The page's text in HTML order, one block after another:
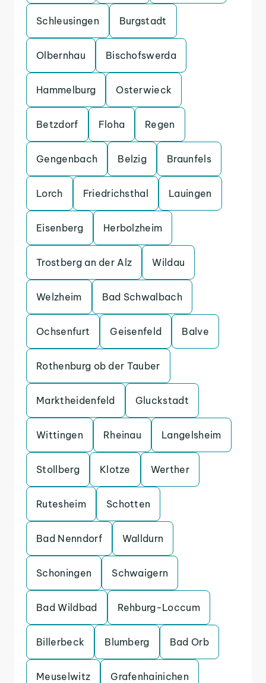
Schleusingen Burgstadt
Olbernhau Bischofswerda
Hammelburg Osterwieck
Betzdorf Floha Regen
Gengenbach Belzig Braunfels
Lorch Friedrichsthal Lauingen
Eisenberg Herbolzheim
Trostberg an der Alz Wildau
Welzheim Bad Schwalbach
Ochsenfurt Geisenfeld Balve
Rothenburg ob der Tauber
Marktheidenfeld Gluckstadt
Wittingen Rheinau Langelsheim
Stollberg Klotze Werther
Rutesheim Schotten
Bad Nenndorf Walldurn
Schoningen Schwaigern
Bad Wildbad Rehburg-Loccum
Billerbeck Blumberg Bad Orb
Meuselwitz Grafenhainichen